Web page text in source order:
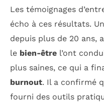
Les témoignages
écho à ces résultats.
depuis plus de 20 ans,
le bien-être l’ont
plus saines, ce qui a
burnout. Il a confirmé
fourni des outils